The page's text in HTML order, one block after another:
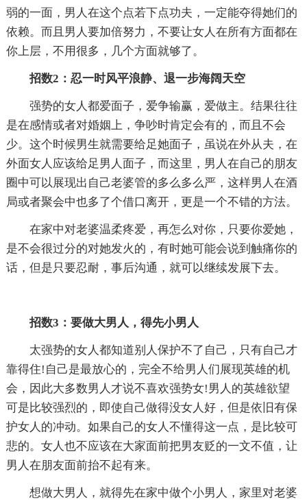
弱的一面，男人在这个点若下点功夫，一定能夺得她们的
依赖。而且男人要加倍努力，不要让女人在所有方面都在
你上层，不用很多，几个方面就够了。
招数2：忍一时风平浪静、退一步海阔天空
强势的女人都爱面子，爱争输赢，爱做主。结果往往
是在感情或者对婚姻上，争吵时肯定会有的，而且不会
少。这个时候男生就需要给足她面子，虽说在外从夫，在
外面女人应该给足男人面子，而这里，男人在自己的朋友
圈中可以展现出自己老婆管的多么多么严，这样男人在酒
局或者聚会中也多了个借口离开，更是一个不错的方法。
在家中对老婆温柔疼爱，再怎么对你，只要你爱她，
是不会很过分的对她发火的，有时她可能会说到触痛你的
话，但是只要忍耐，事后沟通，就可以继续发展下去。
招数3：要做大男人，得先小男人
太强势的女人都知道别人保护不了自己，只有自己才
靠得住!自己是最放心的，完全不给男人们展现英雄的机
会，因此大多数男人才说不喜欢强势女!男人的英雄欲望
可是比较强烈的，即使自己做得没女人好，但是依旧有保
护女人的冲动。如果自己的女人不懂得这一点，是比较可
悲的。女人也不应该在大家面前把男友贬的一文不值，让
男人在朋友面前抬不起有来。
想做大男人，就得先在家中做个小男人，家里对老婆